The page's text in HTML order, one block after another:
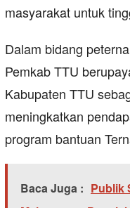
masyarakat untuk
Dalam bidang
Pemkab TTU
Kabupaten TTU
meningkatkan
program bantuan
Baca Juga : Publik